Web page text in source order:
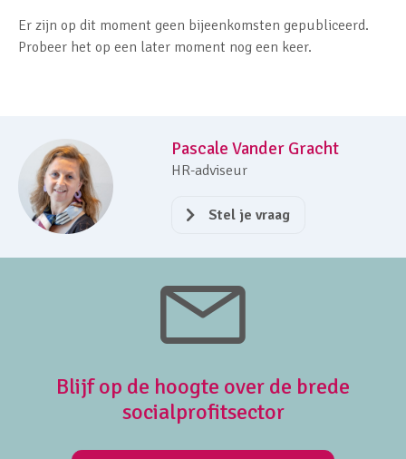
Er zijn op dit moment geen bijeenkomsten gepubliceerd.
Probeer het op een later moment nog een keer.
Pascale Vander Gracht
HR-adviseur
Stel je vraag
Blijf op de hoogte over de brede
socialprofitsector